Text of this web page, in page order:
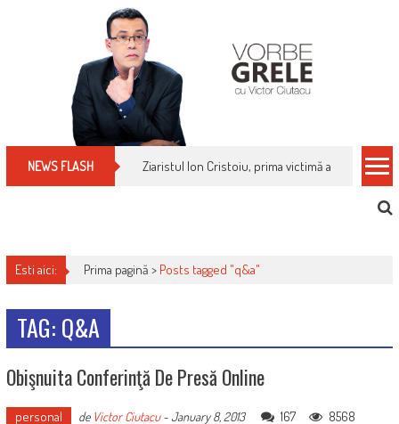
NEWS FLASH Ziaristul Ion Cristoiu, prima victimă a noi
Esti aici: Prima pagină > Posts tagged "q&a"
TAG: Q&A
Obişnuita Conferinţă De Presă Online
personal de Victor Ciutacu-January 8, 2013 167 8568